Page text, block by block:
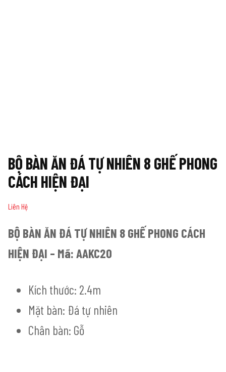
BỘ BÀN ĂN ĐÁ TỰ NHIÊN 8 GHẾ PHONG
CÁCH HIỆN ĐẠI
Liên Hệ
BỘ BÀN ĂN ĐÁ TỰ NHIÊN 8 GHẾ PHONG CÁCH
HIỆN ĐẠI – Mã: AAKC20
Kích thước: 2.4m
Mặt bàn: Đá tự nhiên
Chân bàn: Gỗ